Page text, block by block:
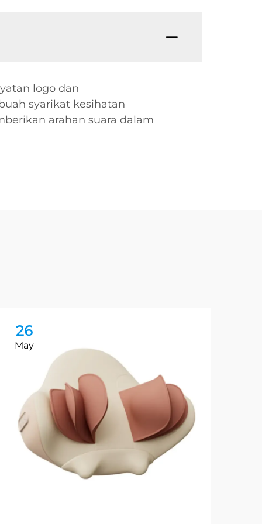
logo dan
syarikat kesihatan
arahan suara dalam
26
May